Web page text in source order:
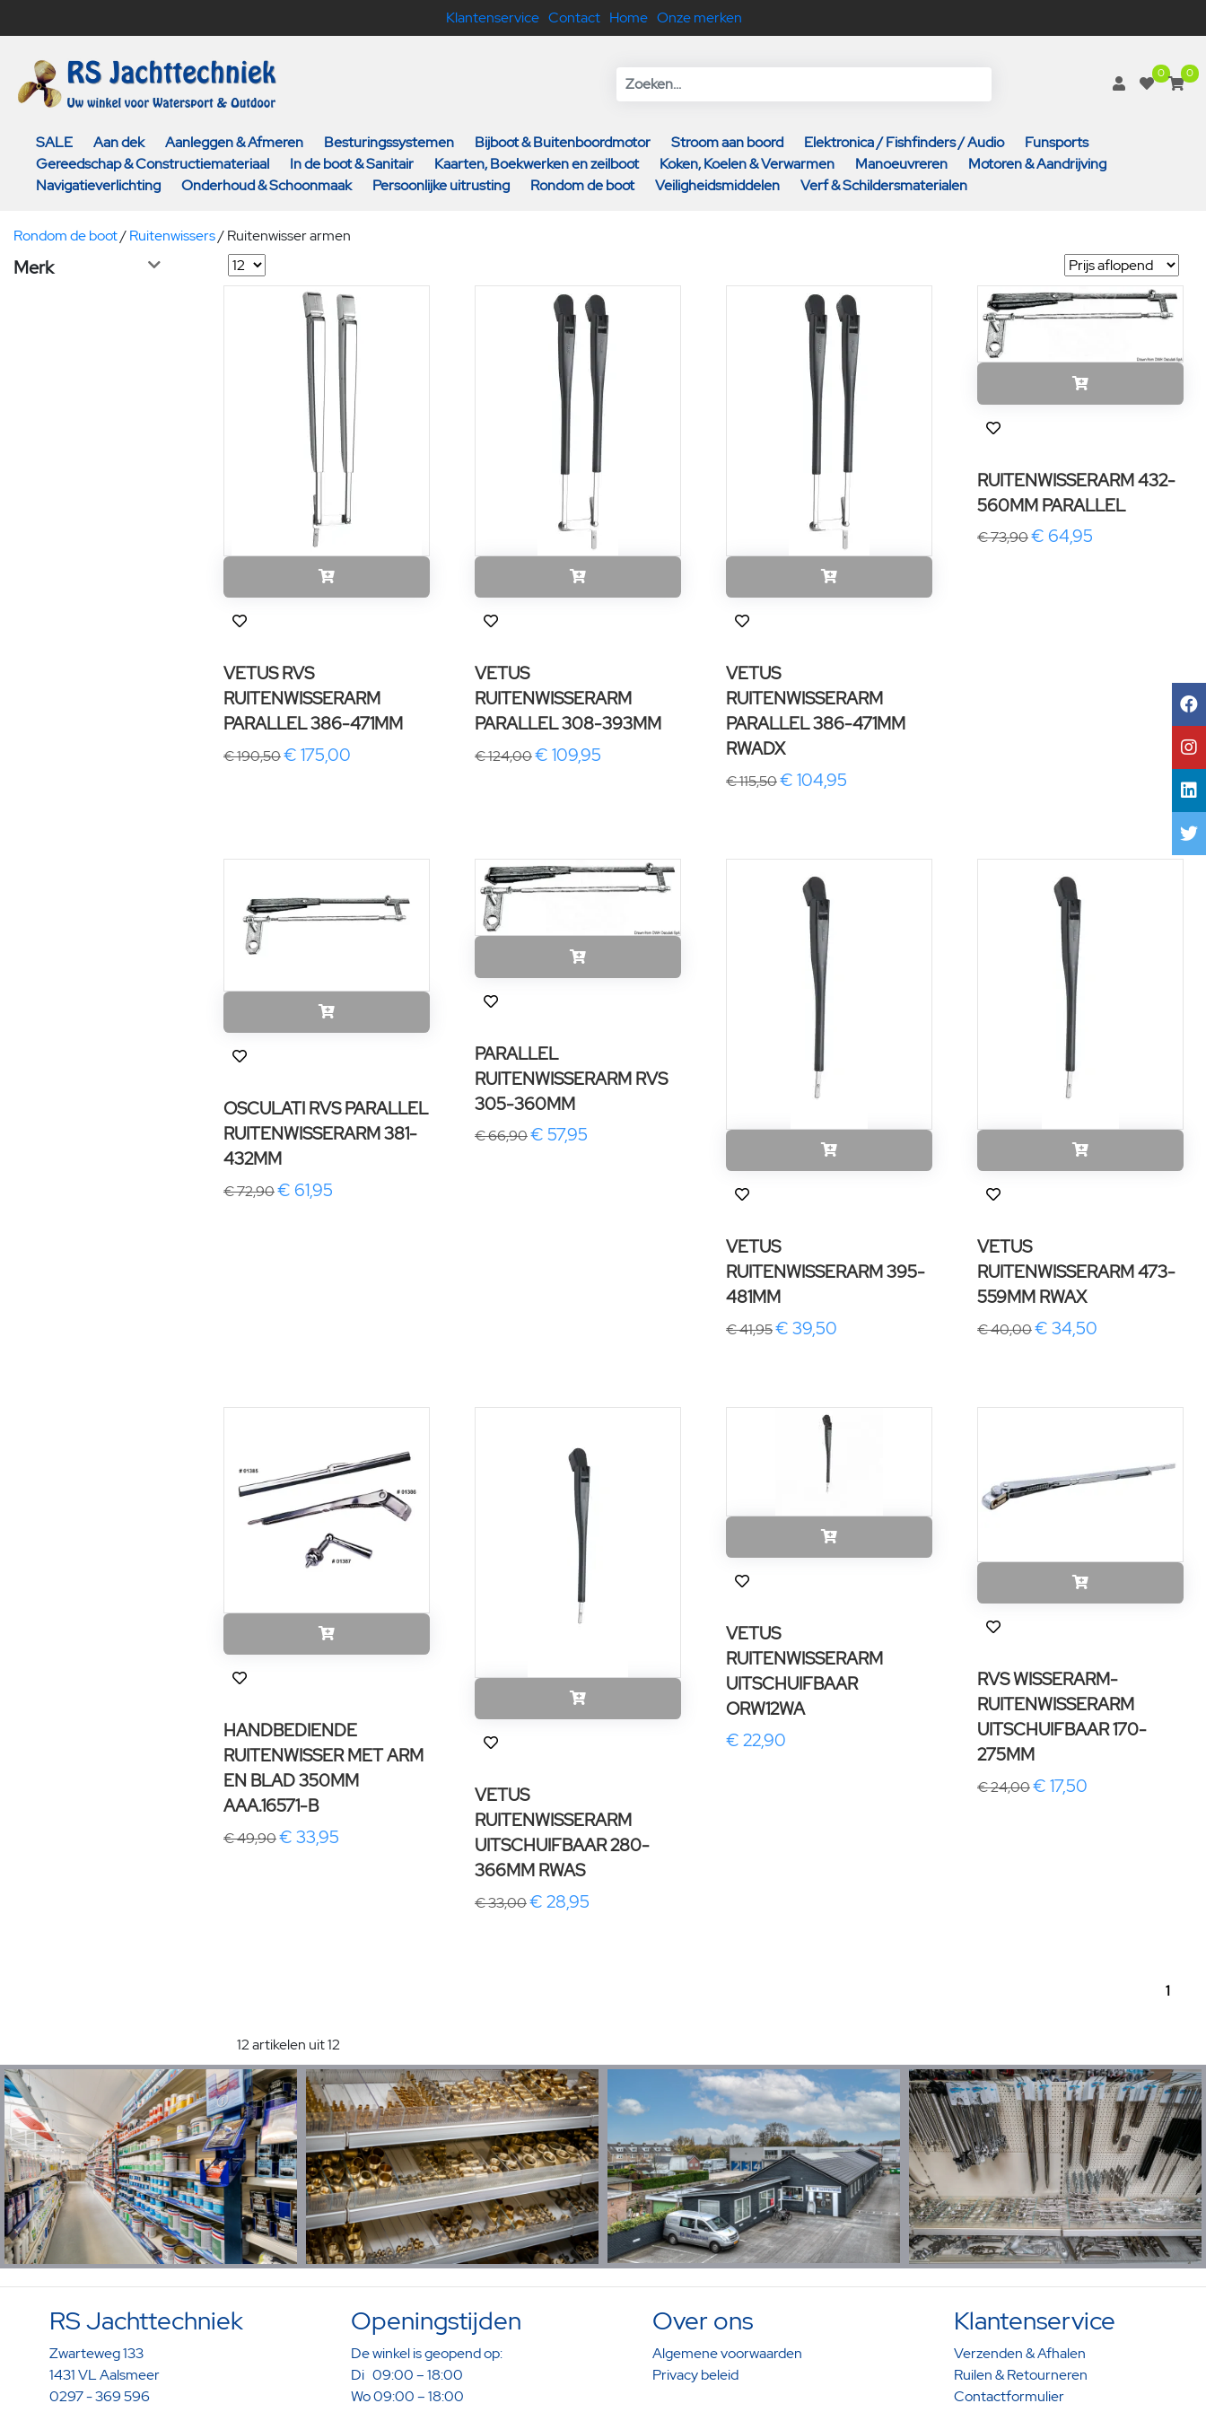
Klantenservice Contact Home Onze merken
0 0
SALE Aan dek Aanleggen & Afmeren Besturingssystemen Bijboot & Buitenboordmotor Stroom aan boord Elektronica / Fishfinders / Audio
Funsports
Gereedschap & Constructiemateriaal
In de boot & Sanitair Kaarten, Boekwerken en zeilboot Koken, Koelen & Verwarmen Manoeuvreren
Motoren & Aandrijving
Navigatieverlichting
Onderhoud & Schoonmaak Persoonlijke uitrusting Rondom de boot Veiligheidsmiddelen Verf & Schildersmaterialen
Rondom de boot/Ruitenwissers/Ruitenwisser armen
Merk
VETUS RVS
RUITENWISSERARM
PARALLEL 386-471MM
€ 190,50€ 175,00
VETUS
RUITENWISSERARM
PARALLEL 308-393MM
€ 124,00€ 109,95
VETUS
RUITENWISSERARM
PARALLEL 386-471MM
RWADX
€ 115,50€ 104,95
RUITENWISSERARM 432-
560MM PARALLEL
€ 73,90€ 64,95
OSCULATI RVS PARALLEL
RUITENWISSERARM 381-
432MM
€ 72,90€ 61,95
PARALLEL
RUITENWISSERARM RVS
305-360MM
€ 66,90€ 57,95
VETUS
RUITENWISSERARM 395-
481MM
€ 41,95€ 39,50
VETUS
RUITENWISSERARM 473-
559MM RWAX
€ 40,00€ 34,50
HANDBEDIENDE
RUITENWISSER MET ARM
EN BLAD 350MM
AAA.16571-B
€ 49,90€ 33,95
VETUS
RUITENWISSERARM
UITSCHUIFBAAR 280-
366MM RWAS
€ 33,00€ 28,95
VETUS
RUITENWISSERARM
UITSCHUIFBAAR
ORW12WA
€ 22,90
RVS WISSERARM-
RUITENWISSERARM
UITSCHUIFBAAR 170-
275MM
€ 24,00€ 17,50
1
12 artikelen uit 12
RS Jachttechniek
Zwarteweg 133
1431 VL Aalsmeer
0297 - 369 596
Openingstijden
De winkel is geopend op:
Di 09:00 – 18:00
Wo 09:00 – 18:00
Over ons
Algemene voorwaarden
Privacy beleid
Klantenservice
Verzenden & Afhalen
Ruilen & Retourneren
Contactformulier